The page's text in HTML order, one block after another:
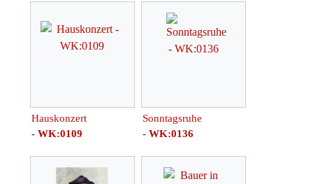
Hauskonzert
- WK:0109
Sonntagsruhe
- WK:0136